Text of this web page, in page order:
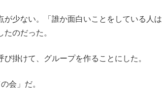
少ない。「誰か面白いことをしている人は
のだった。
掛けて、グループを作ることにした。
会」だ。